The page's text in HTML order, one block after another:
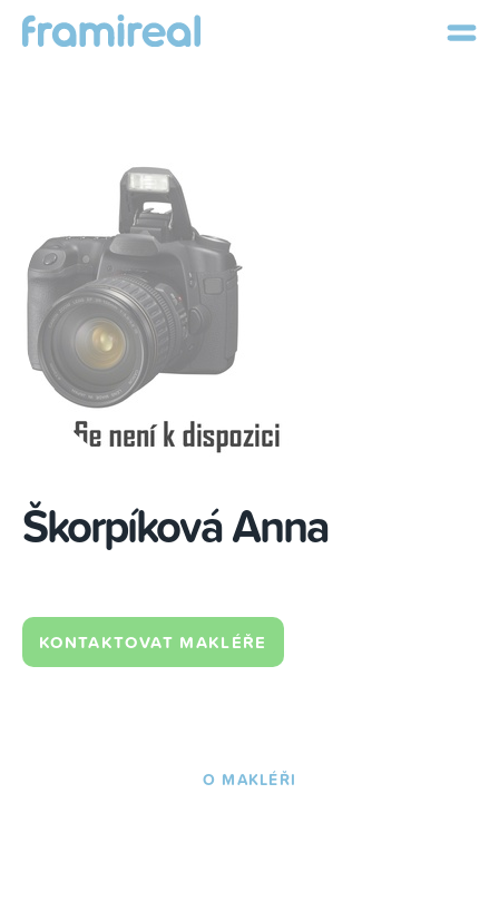
Škorpíková Anna
KONTAKTOVAT MAKLÉŘE
O MAKLÉŘI